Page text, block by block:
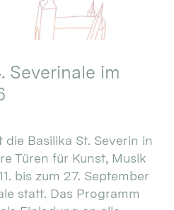
Severinale im
Basilika St. Severin in
Türen für Kunst, Musik
bis zum 27. September
statt. Das Programm